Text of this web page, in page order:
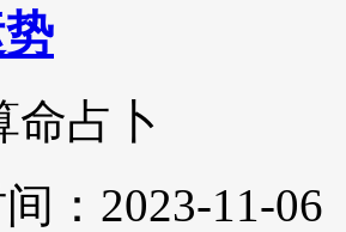
命占卜
：2023-11-06